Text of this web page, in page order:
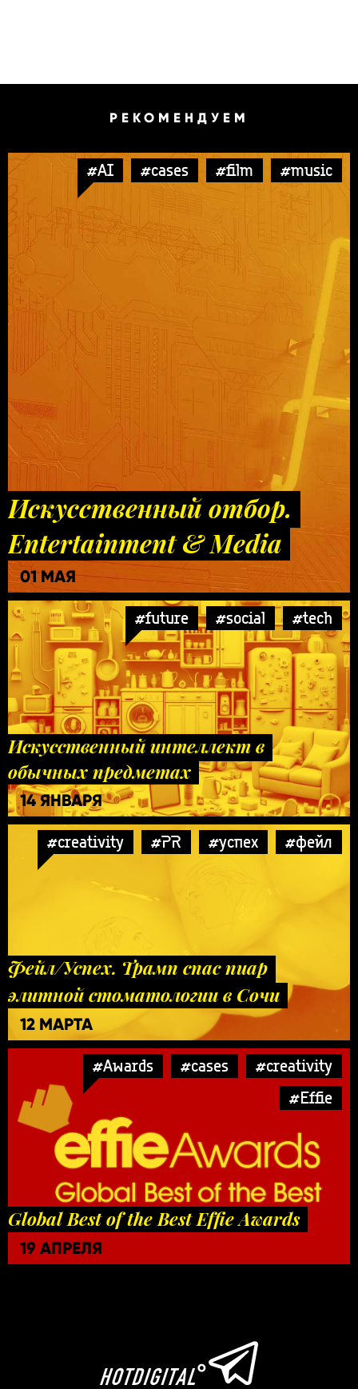
РЕКОМЕНДУЕМ
#AI #cases #film #music
Искусственный отбор.
Entertainment & Media
01 МАЯ
#future #social #tech
Искусственный интеллект в
обычных предметах
14 ЯНВАРЯ
#creativity #PR #успех #фейл
Фейл/Успех. Трамп спас пиар
элитной стоматологии в Сочи
12 МАРТА
#Awards #cases
#creativity
#Effie
Global Best of the Best Effie Awards
19 АПРЕЛЯ